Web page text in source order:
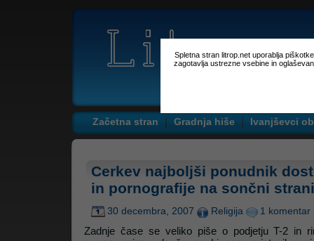
Spletna stran litrop.net uporablja
zagotavlja ustrezne vsebine in
Začetna stran Gradnja hiše Ivanjševci
Cerkev najboljši ponudnik
in pornografije na sončni
30 decembra, 2007 Religija 1 komentar
Zadnje čase se veliko piše o podjetju T-2 in